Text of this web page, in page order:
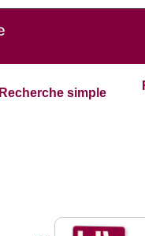
Recherche simple